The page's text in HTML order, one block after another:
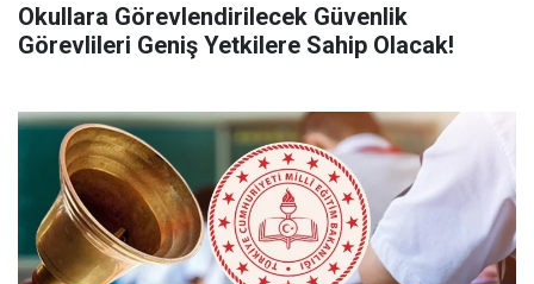
Okullara Görevlendirilecek Güvenlik
Görevlileri Geniş Yetkilere Sahip Olacak!